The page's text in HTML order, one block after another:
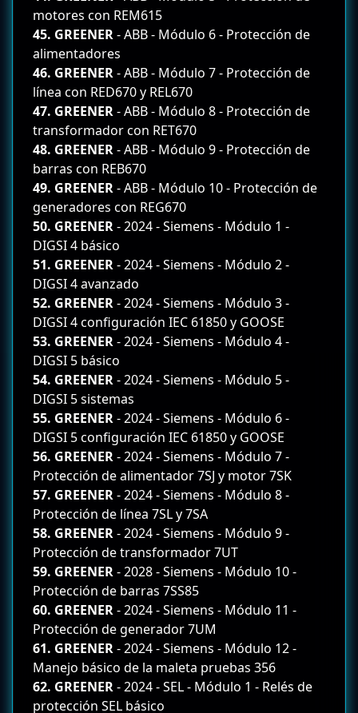
motores con REM615
45. GREENER- ABB - Módulo 6 - Protección de
alimentadores
46. GREENER- ABB - Módulo 7 - Protección de
línea con RED670 y REL670
47. GREENER- ABB - Módulo 8 - Protección de
transformador con RET670
48. GREENER- ABB - Módulo 9 - Protección de
barras con REB670
49. GREENER- ABB - Módulo 10 - Protección de
generadores con REG670
50. GREENER- 2024 - Siemens - Módulo 1 -
DIGSI 4 básico
51. GREENER- 2024 - Siemens - Módulo 2 -
DIGSI 4 avanzado
52. GREENER- 2024 - Siemens - Módulo 3 -
DIGSI 4 configuración IEC 61850 y GOOSE
53. GREENER- 2024 - Siemens - Módulo 4 -
DIGSI 5 básico
54. GREENER- 2024 - Siemens - Módulo 5 -
DIGSI 5 sistemas
55. GREENER- 2024 - Siemens - Módulo 6 -
DIGSI 5 configuración IEC 61850 y GOOSE
56. GREENER- 2024 - Siemens - Módulo 7 -
Protección de alimentador 7SJ y motor 7SK
57. GREENER- 2024 - Siemens - Módulo 8 -
Protección de línea 7SL y 7SA
58. GREENER- 2024 - Siemens - Módulo 9 -
Protección de transformador 7UT
59. GREENER- 2028 - Siemens - Módulo 10 -
Protección de barras 7SS85
60. GREENER- 2024 - Siemens - Módulo 11 -
Protección de generador 7UM
61. GREENER- 2024 - Siemens - Módulo 12 -
Manejo básico de la maleta pruebas 356
62. GREENER- 2024 - SEL - Módulo 1 - Relés de
protección SEL básico